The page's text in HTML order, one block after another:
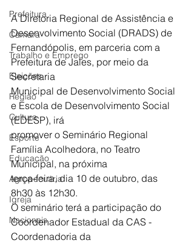
Prefeitura
Câmara
Trabalho e Emprego
Eleições
Região
Cultura
Esporte
Educação
Agropecuária
Igreja
Nacionais
A Diretoria Regional de Assistência e
Desenvolvimento Social (DRADS) de
Fernandópolis, em parceria com a
Prefeitura de Jales, por meio da
Secretaria
Municipal de Desenvolvimento Social
e Escola de Desenvolvimento Social
(EDESP), irá
promover o Seminário Regional
Família Acolhedora, no Teatro
Municipal, na próxima
terça-feira, dia 10 de outubro, das
8h30 às 12h30.
O seminário terá a participação do
Coordenador Estadual da CAS -
Coordenadoria da